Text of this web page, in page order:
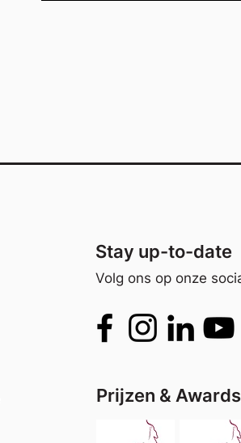
Stay up-to-date
Volg ons op onze
Prijzen & Awards